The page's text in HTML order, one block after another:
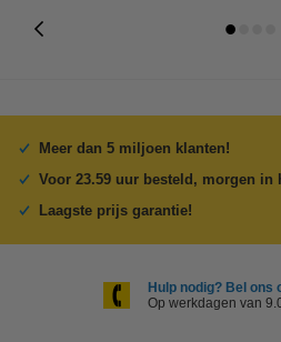
Meer dan 5 miljoen klanten!
Voor 23.59 uur besteld, morgen in
Laagste prijs garantie!
Hulp nodig? Bel ons
Op werkdagen van